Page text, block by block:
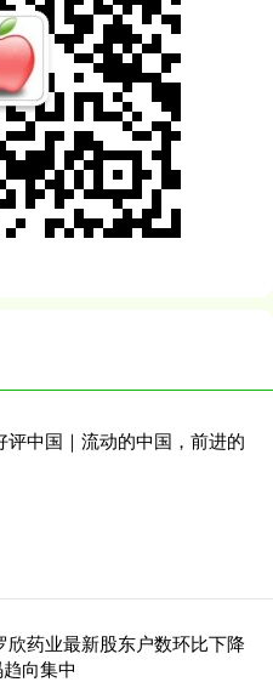
评中国｜流动的中国，前进的
欣药业最新股东户数环比下降
向集中